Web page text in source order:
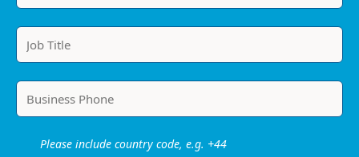
Please include country code, e.g. +44